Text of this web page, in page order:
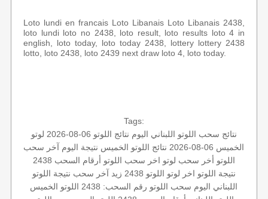
Loto lundi en francais Loto Libanais Loto Libanais 2438,
loto lundi loto no 2438, loto result, loto results loto 4 in
english, loto today, loto today 2438, lottery lottery 2438
lotto, loto 2438, loto 2439 next draw loto 4, loto today.
Tags:
نتائج سحب اللوتو اللبناني اليوم نتائج اللوتو 06-08-2026
لوتو
الخميس 06-08-2026
نتائج اللوتو الخميس نتيجة اليوم آخر سحب
اللوتو أخر سحب لوتو اخر سحب اللوتو أرقام السحب 2438
نتيجة اللوتو اخر لوتو اللوتو 2438 زيد آخر سحب نتيجة اللوتو
اللبناني اليوم سحب اللوتو رقم السحب: 2438
اللوتو الخميس